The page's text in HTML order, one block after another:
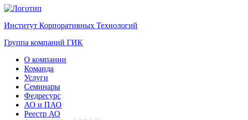
Институт Корпоративных Технологий
Группа компаний ГИК
О компании
Команда
Услуги
Семинары
Федресурс
АО и ПАО
Реестр АО